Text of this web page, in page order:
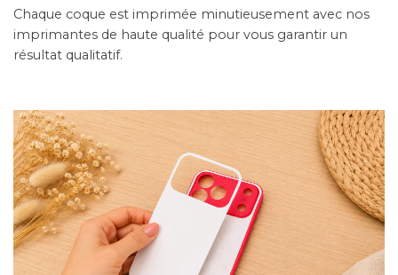
Chaque coque est imprimée minutieusement avec nos
imprimantes de haute qualité pour vous garantir un
résultat qualitatif.